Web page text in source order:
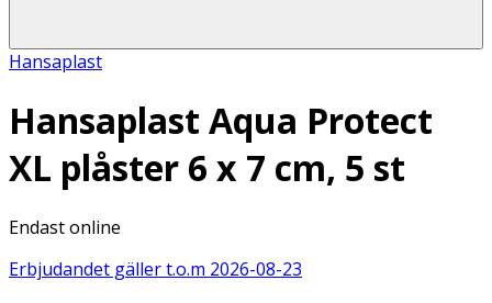
Hansaplast
Hansaplast Aqua Protect
XL plåster 6 x 7 cm, 5 st
Endast online
Erbjudandet gäller t.o.m 2026-08-23